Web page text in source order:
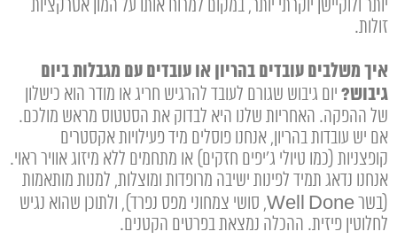
יותר ולוקיישן יוקרתי יותר, במקום למרוח אותו על המון אטרקציות
זולות.
איך משלבים עובדים בהריון או עובדים עם מגבלות ביום
גיבוש? יום גיבוש שגורם לעובד להרגיש חריג או מודר הוא כישלון
של ההפקה. האחריות שלנו היא לבדוק את הסטטוס מראש מולכם.
אם יש עובדות בהריון, אנחנו פוסלים מיד פעילויות אקסטרים
קופצניות (כמו טיולי ג'יפים חזקים) או מתחמים ללא מיזוג אוויר ראוי.
אנחנו נדאג תמיד לפינות ישיבה מרופדות ומוצלות, למנות מותאמות
(בשר Well Done, סושי צמחוני מפס נפרד), ולתוכן שהוא נגיש
לחלוטין פיזית. ההכלה נמצאת בפרטים הקטנים.